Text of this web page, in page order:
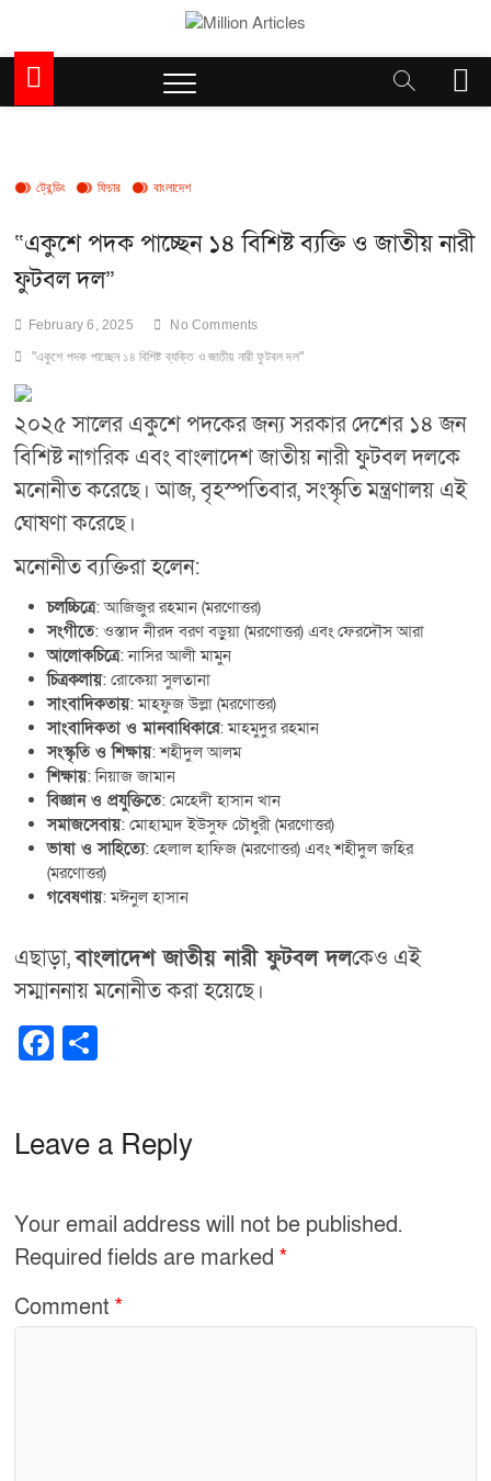
contentMillion Articles
M
e
t
ট্রেন্ডিং ফিচার বাংলাদেশ
“একুশে পদক পাচ্ছেন ১৪ বিশিষ্ট ব্যক্তি ও জাতীয় নারী
ফুটবল দল”
February 6, 2025 No Comments
"একুশে পদক পাচ্ছেন ১৪ বিশিষ্ট ব্যক্তি ও জাতীয় নারী ফুটবল দল"
২০২৫ সালের একুশে পদকের জন্য সরকার দেশের ১৪ জন
বিশিষ্ট নাগরিক এবং বাংলাদেশ জাতীয় নারী ফুটবল দলকে
মনোনীত করেছে। আজ, বৃহস্পতিবার, সংস্কৃতি মন্ত্রণালয় এই
ঘোষণা করেছে।
মনোনীত ব্যক্তিরা হলেন:
চলচ্চিত্রে: আজিজুর রহমান (মরণোত্তর)
সংগীতে: ওস্তাদ নীরদ বরণ বড়ুয়া (মরণোত্তর) এবং ফেরদৌস আরা
আলোকচিত্রে: নাসির আলী মামুন
চিত্রকলায়: রোকেয়া সুলতানা
সাংবাদিকতায়: মাহফুজ উল্লা (মরণোত্তর)
সাংবাদিকতা ও মানবাধিকারে: মাহমুদুর রহমান
সংস্কৃতি ও শিক্ষায়: শহীদুল আলম
শিক্ষায়: নিয়াজ জামান
বিজ্ঞান ও প্রযুক্তিতে: মেহেদী হাসান খান
সমাজসেবায়: মোহাম্মদ ইউসুফ চৌধুরী (মরণোত্তর)
ভাষা ও সাহিত্যে: হেলাল হাফিজ (মরণোত্তর) এবং শহীদুল জহির
(মরণোত্তর)
গবেষণায়: মঈনুল হাসান
এছাড়া,বাংলাদেশ জাতীয় নারী ফুটবল দলকেও এই
সম্মাননায় মনোনীত করা হয়েছে।
F
e
o
o
e
Leave a Reply
Your email address will not be published.
Required fields are marked*
Comment*